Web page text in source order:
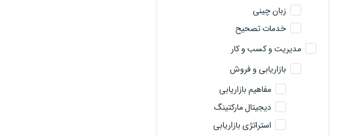
زبان چینی
خدمات تصحیح
مدیریت و کسب و کار
بازاریابی و فروش
مفاهیم بازاریابی
دیجیتال مارکتینگ
استراتژی بازاریابی